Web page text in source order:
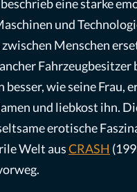
eine starke
und
Menschen
Fahrzeugbesitzer
besser, wie seine Frau,
und liebkost ihn.
erotische
Welt ausCRASH